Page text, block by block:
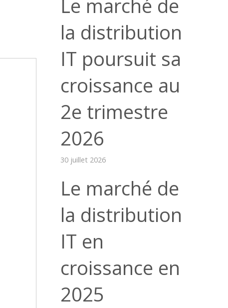
Le marché de
la distribution
IT poursuit sa
croissance au
2e trimestre
2026
30 juillet 2026
Le marché de
la distribution
IT en
croissance en
2025